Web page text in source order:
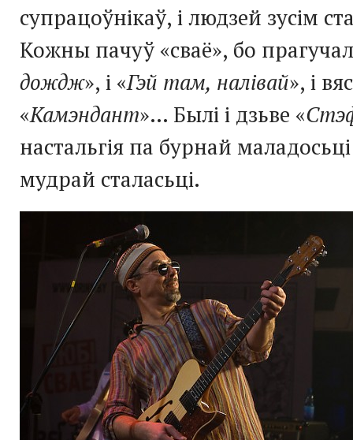
супрацоўнікаў, і людзей зусім
Кожны пачуў «сваё», бо
дождж», і «Гэй там, налівай», і
«Камэндант»… Былі і дзьве «
настальгія па бурнай
мудрай сталасьці.